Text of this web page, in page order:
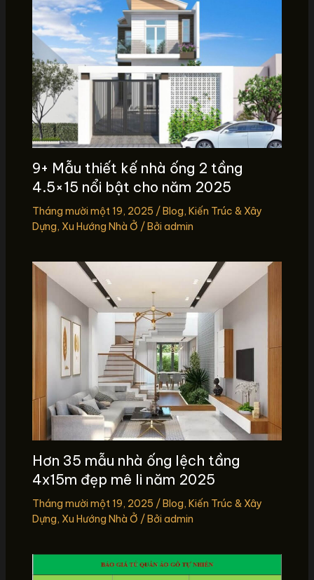
9+ Mẫu thiết kế nhà ống 2 tầng
4.5×15 nổi bật cho năm 2025
Tháng mười một 19, 2025 /Blog, Kiến Trúc & Xây
Dựng, Xu Hướng Nhà Ở / Bởi admin
Hơn 35 mẫu nhà ống lệch tầng
4x15m đẹp mê li năm 2025
Tháng mười một 19, 2025 /Blog, Kiến Trúc & Xây
Dựng, Xu Hướng Nhà Ở / Bởi admin